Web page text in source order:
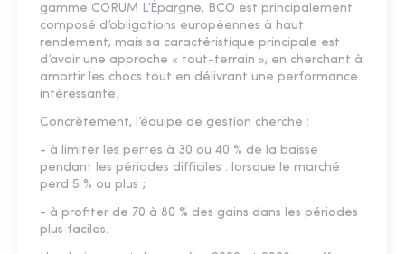
gamme CORUM L’Épargne, BCO est principalement
composé d’obligations européennes à haut
rendement, mais sa caractéristique principale est
d’avoir une approche « tout-terrain », en cherchant à
amortir les chocs tout en délivrant une performance
intéressante.
Concrètement, l’équipe de gestion cherche :
- à limiter les pertes à 30 ou 40 % de la baisse
pendant les périodes difficiles : lorsque le marché
perd 5 % ou plus ;
- à profiter de 70 à 80 % des gains dans les périodes
plus faciles.